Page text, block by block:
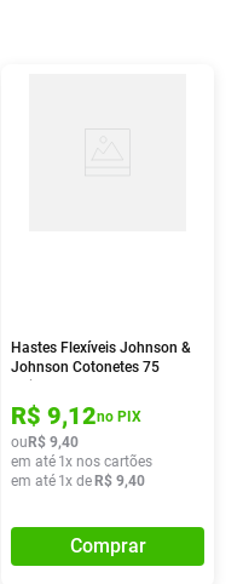
Hastes Flexíveis Johnson &
Johnson Cotonetes 75
R$ 9,12no PIX
ou R$ 9,40
em até 1x nos cartões
em até 1x de R$ 9,40
Comprar